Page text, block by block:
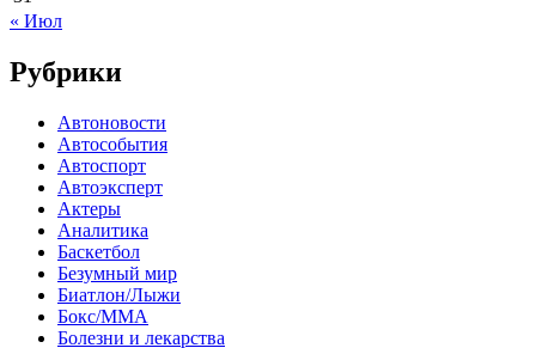
« Июл
Рубрики
Автоновости
Автособытия
Автоспорт
Автоэксперт
Актеры
Аналитика
Баскетбол
Безумный мир
Биатлон/Лыжи
Бокс/MMA
Болезни и лекарства